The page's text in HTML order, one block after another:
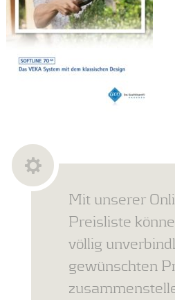
Mit unserer
Preisliste
völlig
gewünschten